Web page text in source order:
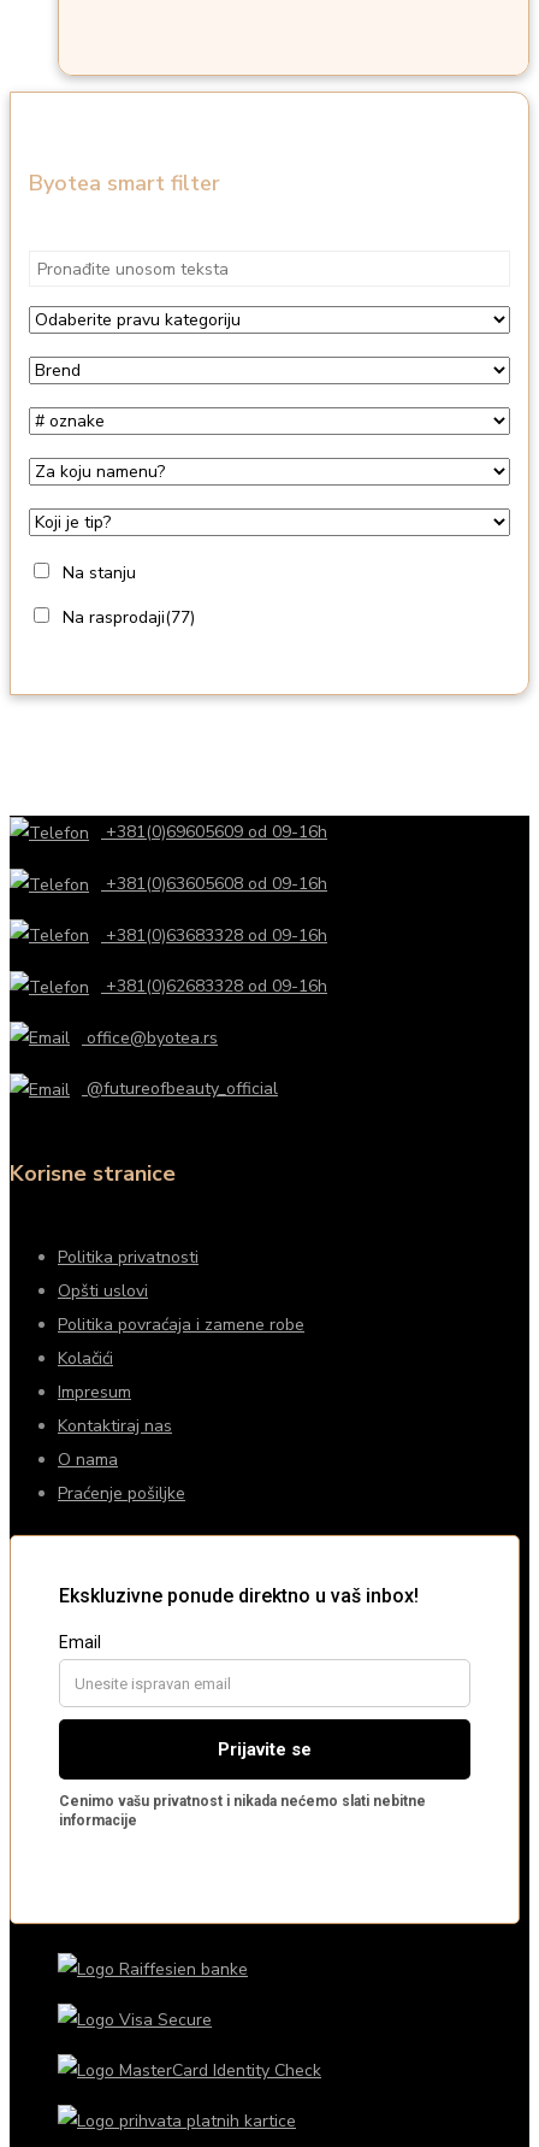
Byotea smart filter
Na stanju
Na rasprodaji(77)
+381(0)69605609 od 09-16h
+381(0)63605608 od 09-16h
+381(0)63683328 od 09-16h
+381(0)62683328 od 09-16h
office@byotea.rs
@futureofbeauty_official
Korisne stranice
Politika privatnosti
Opšti uslovi
Politika povraćaja i zamene robe
Kolačići
Impresum
Kontaktiraj nas
O nama
Praćenje pošiljke